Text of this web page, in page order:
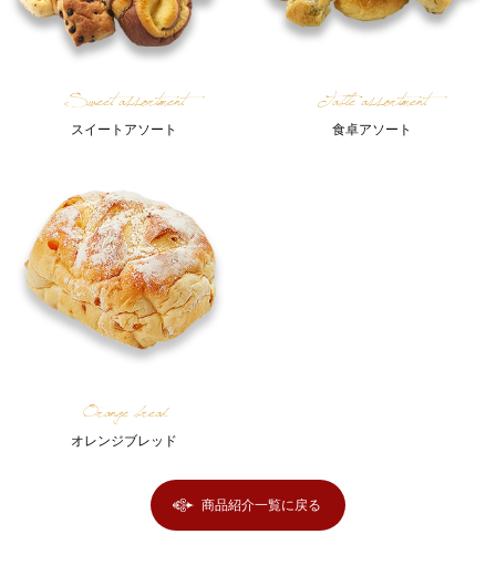
Sweet assortment
スイートアソート
Table assortment
食卓アソート
Orange bread
オレンジブレッド
商品紹介一覧に戻る